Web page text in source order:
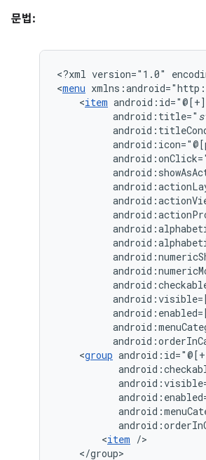
문법:
<?xml version="1.0"
<menu
<item
android:title="
<group
<item